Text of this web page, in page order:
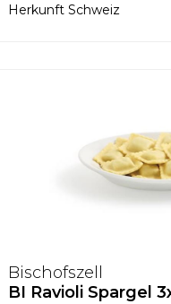
Herkunft Schweiz
Bischofszell
BI Ravioli Spargel